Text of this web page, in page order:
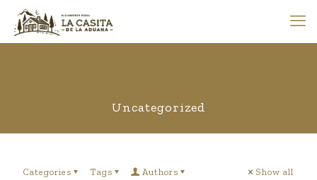
Uncategorized
Categories Tags Authors Show all